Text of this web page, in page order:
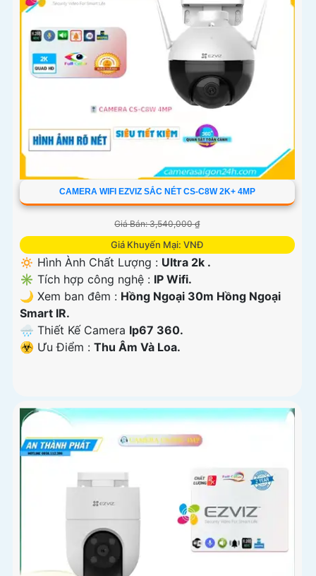
CAMERA WIFI EZVIZ SẮC NÉT CS-C8W 2K+ 4MP
Giá Bán: 3,540,000 ₫
Giá Khuyến Mại: VNĐ
🔅 Hình Ành Chất Lượng : Ultra 2k .
✳️ Tích hợp công nghệ : IP Wifi.
🌙 Xem ban đêm : Hồng Ngoại 30m Hồng Ngoại
Smart IR.
🌧️ Thiết Kế Camera Ip67 360.
️☣️ Ưu Điểm : Thu Âm Và Loa.